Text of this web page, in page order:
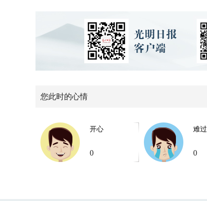
您此时的心情
开心
0
难过
0